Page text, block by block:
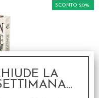
SCONTO 20%
LA